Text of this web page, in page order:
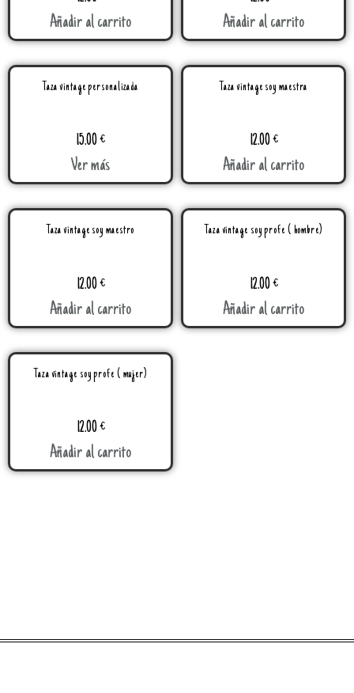
Añadir al carrito Añadir al carrito
Taza vintage personalizada
15.00€
Ver más
Taza vintage soy maestra
12.00€
Añadir al carrito
Taza vintage soy maestro
12.00€
Añadir al carrito
Taza vintage soy profe ( hombre)
12.00€
Añadir al carrito
Taza vintage soy profe ( mujer)
12.00€
Añadir al carrito